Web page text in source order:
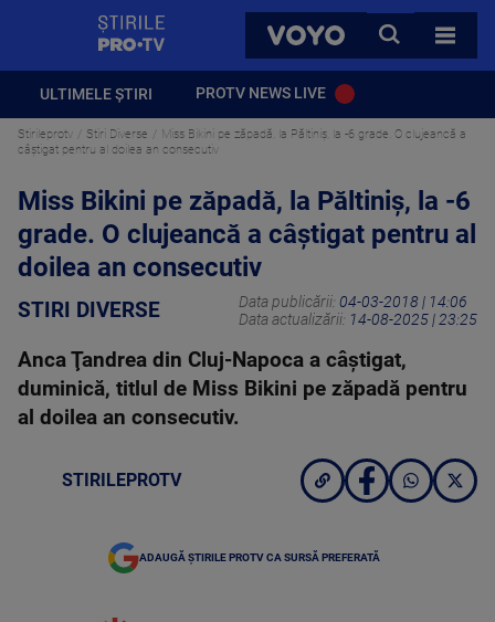
VOYO
CAUTA
TOATE
ULTIMELE ȘTIRI PROTV NEWS LIVE
Stirileprotv Stiri Diverse
Miss Bikini pe zăpadă, la Păltiniș, la -6 grade. O clujeancă a
câștigat pentru al doilea an consecutiv
Miss Bikini pe zăpadă, la Păltiniș, la -6
grade. O clujeancă a câștigat pentru al
doilea an consecutiv
STIRI DIVERSE Data publicării: 04-03-2018 | 14:06
Data actualizării: 14-08-2025 | 23:25
Anca Ţandrea din Cluj-Napoca a câştigat,
duminică, titlul de Miss Bikini pe zăpadă pentru
al doilea an consecutiv.
STIRILEPROTV
ADAUGĂ ȘTIRILE PROTV CA SURSĂ PREFERATĂ